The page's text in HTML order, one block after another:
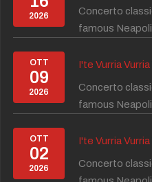
2026
Concerto
famous
OTT
09
2026
I'te Vurria Vurria
Concerto
famous
OTT
02
2026
I'te Vurria Vurria
Concerto